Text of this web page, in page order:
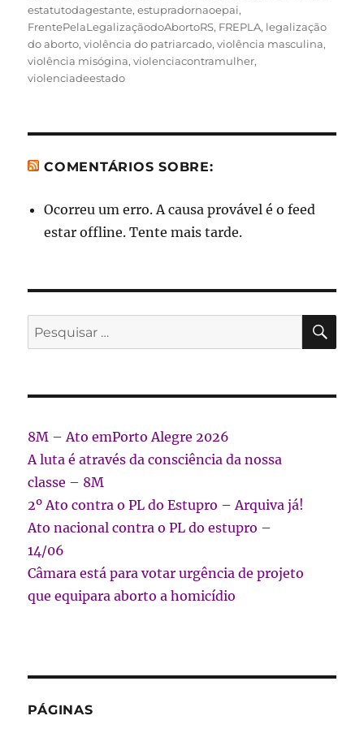
estatutodagestante,estupradornaoepai,
FrentePelaLegalizaçãodoAbortoRS, FREPLA, legalização
do aborto,violência do patriarcado,violência masculina,
violência misógina,violenciacontramulher,
violenciadeestado
COMENTÁRIOS SOBRE:
Ocorreu um erro. A causa provável é o feed
estar offline. Tente mais tarde.
Pesquisar
por:
8M – Ato emPorto Alegre 2026
A luta é através da consciência da nossa
classe – 8M
2º Ato contra o PL do Estupro – Arquiva já!
Ato nacional contra o PL do estupro –
14/06
Câmara está para votar urgência de projeto
que equipara aborto a homicídio
PÁGINAS